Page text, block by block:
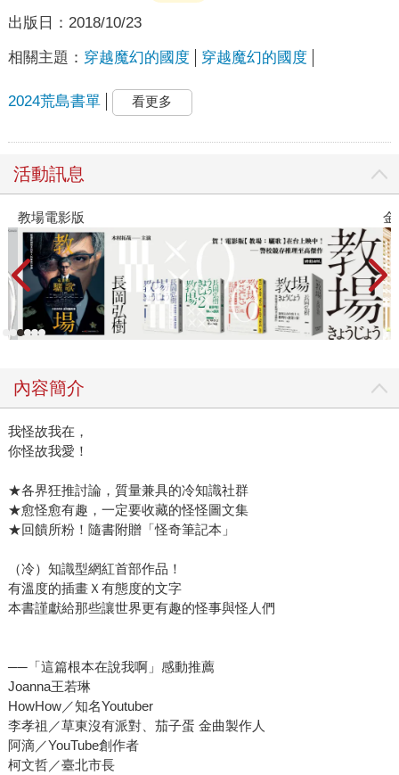
出版日： 2018/10/23
相關主題： 穿越魔幻的國度 穿越魔幻的國度
2024荒島書單 看更多
活動訊息
教場電影版 金
內容簡介
我怪故我在，
你怪故我愛！
★各界狂推討論，質量兼具的冷知識社群
★愈怪愈有趣，一定要收藏的怪怪圖文集
★回饋所粉！隨書附贈「怪奇筆記本」
（冷）知識型網紅首部作品！
有溫度的插畫Ｘ有態度的文字
本書謹獻給那些讓世界更有趣的怪事與怪人們
──「這篇根本在說我啊」感動推薦
Joanna王若琳
HowHow／知名Youtuber
李孝祖／草東沒有派對、茄子蛋 金曲製作人
阿滴／YouTube創作者
柯文哲／臺北市長